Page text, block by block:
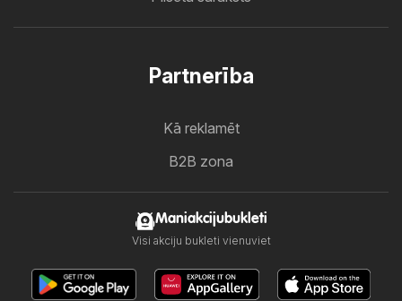
Partnerība
Kā reklamēt
B2B zona
Maniakcijubukleti
Visi akciju bukleti vienuviet